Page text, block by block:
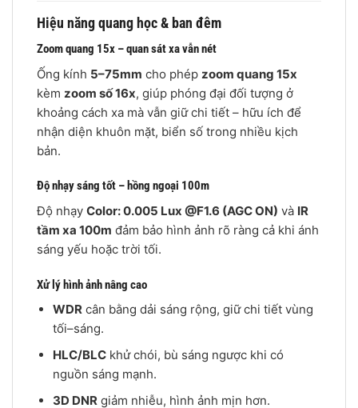
Hiệu năng quang học & ban đêm
Zoom quang 15x – quan sát xa vẫn nét
Ống kính 5–75mm cho phép zoom quang 15x
kèm zoom số 16x, giúp phóng đại đối tượng ở
khoảng cách xa mà vẫn giữ chi tiết – hữu ích để
nhận diện khuôn mặt, biển số trong nhiều kịch
bản.
Độ nhạy sáng tốt – hồng ngoại 100m
Độ nhạy Color: 0.005 Lux @F1.6 (AGC ON) và IR
tầm xa 100m đảm bảo hình ảnh rõ ràng cả khi ánh
sáng yếu hoặc trời tối.
Xử lý hình ảnh nâng cao
WDRcân bằng dải sáng rộng, giữ chi tiết vùng
tối–sáng.
HLC/BLCkhử chói, bù sáng ngược khi có
nguồn sáng mạnh.
3D DNRgiảm nhiễu, hình ảnh mịn hơn.